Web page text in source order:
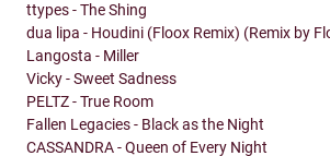
ttypes - The Shing
dua lipa - Houdini (Floox Remix) (Remix by
Langosta - Miller
Vicky - Sweet Sadness
PELTZ - True Room
Fallen Legacies - Black as the Night
CASSANDRA - Queen of Every Night